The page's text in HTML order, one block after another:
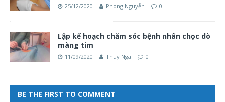
25/12/2020 Phong Nguyễn 0
Lập kế hoạch chăm sóc bệnh nhân chọc dò
màng tim
11/09/2020 Thuy Nga 0
BE THE FIRST TO COMMENT